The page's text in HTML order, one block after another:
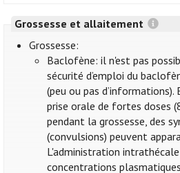
Grossesse et allaitement
Grossesse:
Baclofène: il n'est pas
sécurité d’emploi du
(peu ou pas d’informations).
prise orale de fortes doses
pendant la grossesse, des
(convulsions) peuvent
L'administration
concentrations